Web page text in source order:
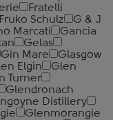
Fratelli
Fruko Schulz
G & J
Marcati
Gancia
Gelas
Gin Mare
Glasgow
Elgin
Glen
Turner
Glendronach
Distillery
Glenmorangie